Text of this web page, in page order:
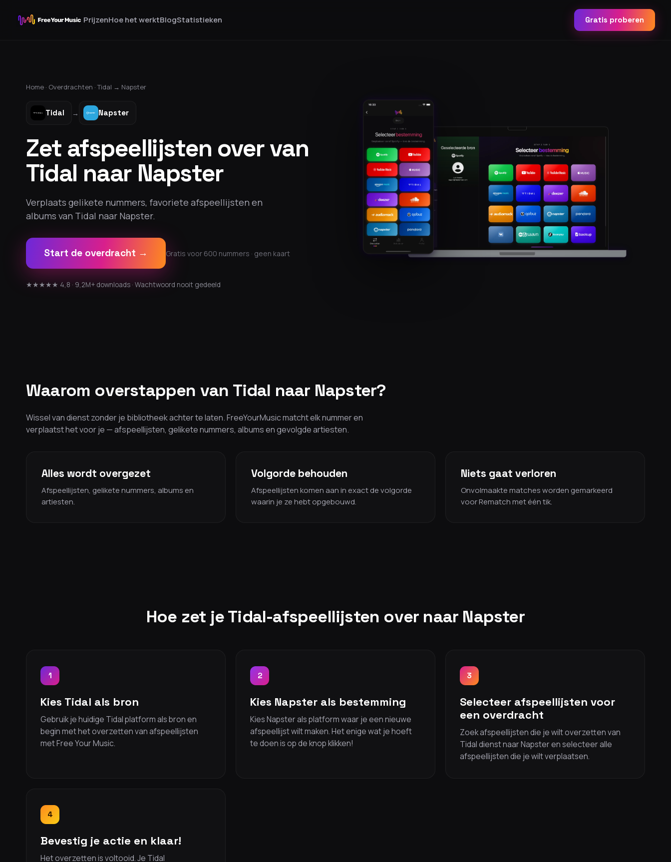
PrijzenHoe het werktBlogStatistieken Gratis proberen
Home · Overdrachten ·Tidal → Napster
Tidal → Napster
Zet afspeellijsten over van
Tidal naar Napster
Verplaats gelikete nummers, favoriete afspeellijsten en
albums van Tidal naar Napster.
Start de overdracht → Gratis voor 600 nummers · geen kaart
★★★★★ 4,8 · 9,2M+ downloads · Wachtwoord nooit gedeeld
Waarom overstappen van Tidal naar Napster?
Wissel van dienst zonder je bibliotheek achter te laten. FreeYourMusic matcht elk nummer en
verplaatst het voor je — afspeellijsten, gelikete nummers, albums en gevolgde artiesten.
Alles wordt overgezet
Afspeellijsten, gelikete nummers, albums en
artiesten.
Volgorde behouden
Afspeellijsten komen aan in exact de volgorde
waarin je ze hebt opgebouwd.
Niets gaat verloren
Onvolmaakte matches worden gemarkeerd
voor Rematch met één tik.
Hoe zet je Tidal-afspeellijsten over naar Napster
1
Kies Tidal als bron
Gebruik je huidige Tidal platform als bron en
begin met het overzetten van afspeellijsten
met Free Your Music.
2
Kies Napster als bestemming
Kies Napster als platform waar je een nieuwe
afspeellijst wilt maken. Het enige wat je hoeft
te doen is op de knop klikken!
3
Selecteer afspeellijsten voor
een overdracht
Zoek afspeellijsten die je wilt overzetten van
Tidal dienst naar Napster en selecteer alle
afspeellijsten die je wilt verplaatsen.
4
Bevestig je actie en klaar!
Het overzetten is voltooid. Je Tidal